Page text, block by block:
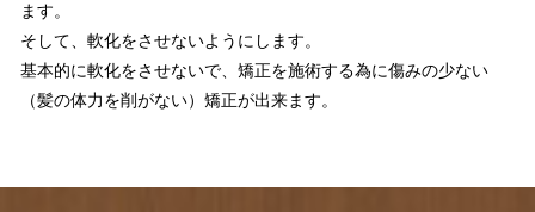
ます。
そして、軟化をさせないようにします。
基本的に軟化をさせないで、矯正を施術する為に傷みの少ない
（髪の体力を削がない）矯正が出来ます。